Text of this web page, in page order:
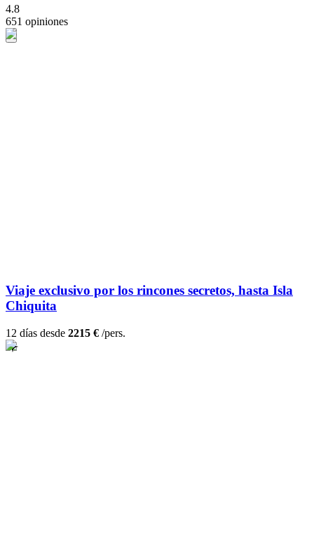
4.8
651 opiniones
Viaje exclusivo por los rincones secretos, hasta Isla
Chiquita
12 días desde 2215 € /pers.